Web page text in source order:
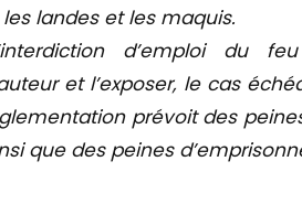
landes et les maquis.
d’emploi du
et l’exposer, le cas
prévoit des
que des peines